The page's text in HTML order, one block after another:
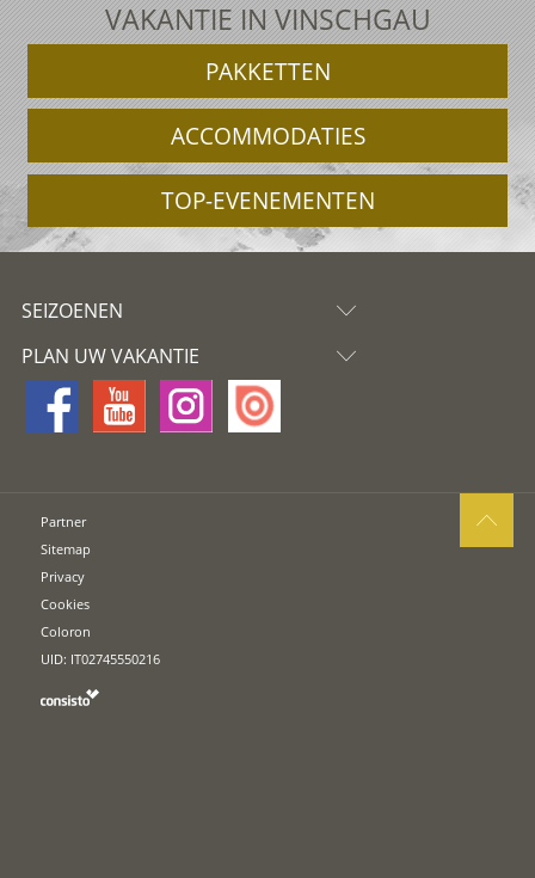
VAKANTIE IN VINSCHGAU
PAKKETTEN
ACCOMMODATIES
TOP-EVENEMENTEN
SEIZOENEN
PLAN UW VAKANTIE
Partner
Sitemap
Privacy
Cookies
Coloron
UID: IT02745550216